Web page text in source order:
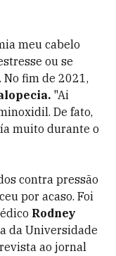
meu cabelo
ou se
No fim de 2021,
"Ai
De fato,
muito durante o
contra pressão
por acaso. Foi
Rodney
da Universidade
ao jornal